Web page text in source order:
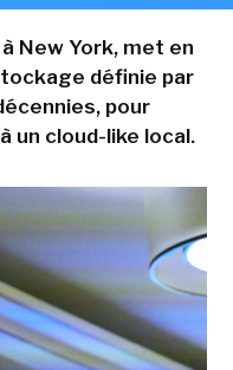
New York, met en
définie par
pour
un cloud-like local.